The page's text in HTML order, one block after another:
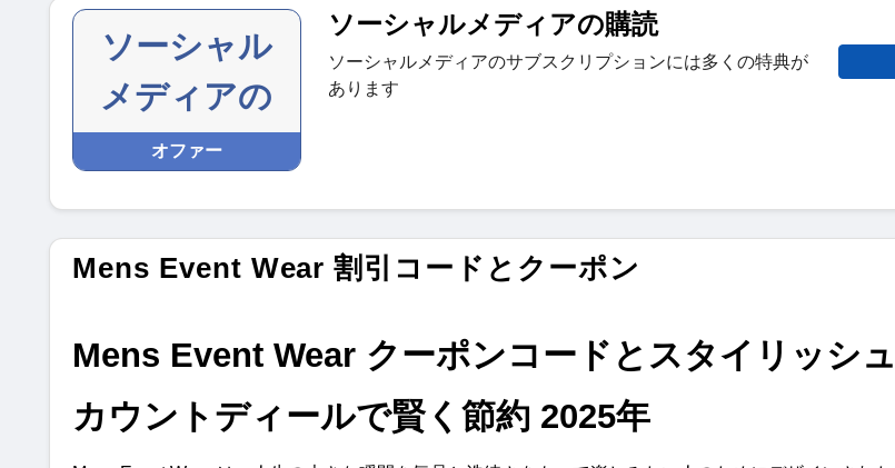
ソーシャル
メディアの
オファー
ソーシャルメディアの購読
ソーシャルメディアのサブスクリプションには多くの特典が
あります
Mens Event Wear 割引コードとクーポン
Mens Event Wear クーポンコードとスタイリッシ
カウントディールで賢く節約 2025年